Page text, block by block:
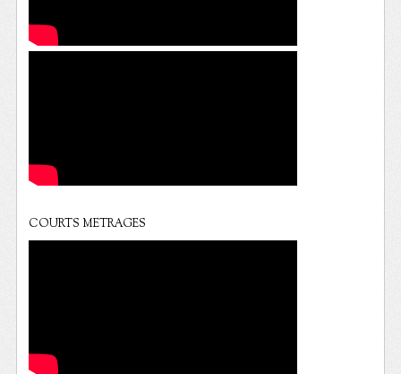
COURTS METRAGES